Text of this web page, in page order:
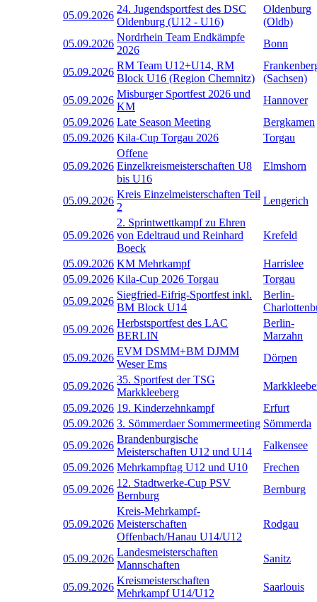
05.09.2026
24. Jugendsportfest des DSC
Oldenburg (U12 - U16)
Oldenburg
(Oldb)
05.09.2026
Nordrhein Team Endkämpfe
2026
Bonn
05.09.2026
RM Team U12+U14, RM
Block U16 (Region Chemnitz)
(Sachsen)
05.09.2026
Misburger Sportfest 2026 und
KM
Hannover
05.09.2026 Late Season Meeting
Bergkamen
05.09.2026 Kila-Cup Torgau 2026 Torgau
05.09.2026
Offene
Einzelkreismeisterschaften U8
bis U16
Elmshorn
05.09.2026
Kreis Einzelmeisterschaften Teil
2
Lengerich
05.09.2026
2. Sprintwettkampf zu Ehren
von Edeltraud und Reinhard
Boeck
Krefeld
05.09.2026 KM Mehrkampf
Harrislee
05.09.2026 Kila-Cup 2026 Torgau
Torgau
05.09.2026
Siegfried-Eifrig-Sportfest inkl.
BM Block U14
Berlin-
05.09.2026
Herbstsportfest des LAC
BERLIN
Berlin-
Marzahn
05.09.2026
EVM DSMM+BM DJMM
Weser Ems
Dörpen
05.09.2026
35. Sportfest der TSG
Markkleeberg
05.09.2026 19. Kinderzehnkampf
Erfurt
05.09.2026 3. Sömmerdaer Sommermeeting Sömmerda
05.09.2026
Brandenburgische
Meisterschaften U12 und U14
Falkensee
05.09.2026 Mehrkampftag U12 und U10
Frechen
05.09.2026
12. Stadtwerke-Cup PSV
Bernburg
Bernburg
05.09.2026
Kreis-Mehrkampf-
Meisterschaften
Offenbach/Hanau U14/U12
Rodgau
05.09.2026
Landesmeisterschaften
Mannschaften
Sanitz
05.09.2026
Kreismeisterschaften
Mehrkampf U14/U12
Saarlouis